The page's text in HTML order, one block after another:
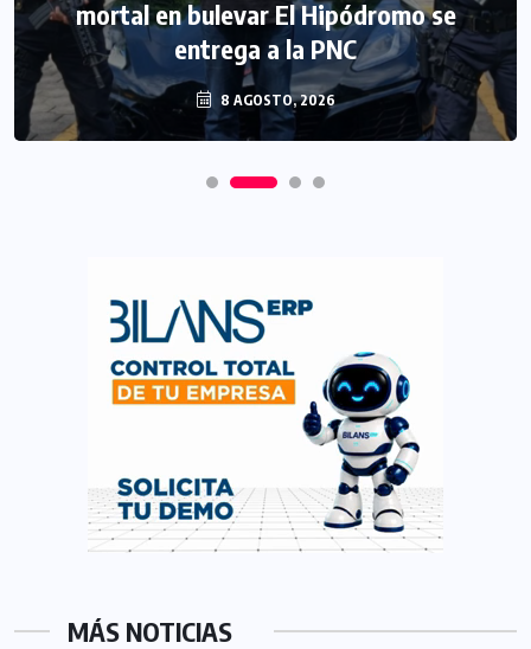
mortal en bulevar El Hipódromo se
entrega a la PNC
8 AGOSTO, 2026
México expulsa a cinco salvadoreños
vinculados a estructuras criminales
8 AGOSTO, 2026
MÁS NOTICIAS